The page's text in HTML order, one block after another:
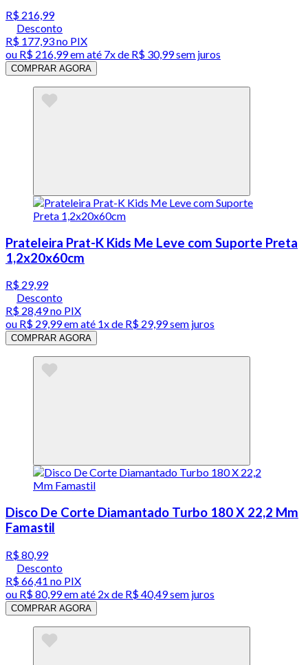
R$ 216,99
Desconto
R$ 177,93no PIX
ou R$ 216,99em até 7x de R$ 30,99 sem juros
COMPRAR AGORA
Prateleira Prat-K Kids Me Leve com Suporte Preta
1,2x20x60cm
R$ 29,99
Desconto
R$ 28,49no PIX
ou R$ 29,99em até 1x de R$ 29,99sem juros
COMPRAR AGORA
Disco De Corte Diamantado Turbo 180 X 22,2 Mm
Famastil
R$ 80,99
Desconto
R$ 66,41 no PIX
ou R$ 80,99em até 2x de R$ 40,49 sem juros
COMPRAR AGORA